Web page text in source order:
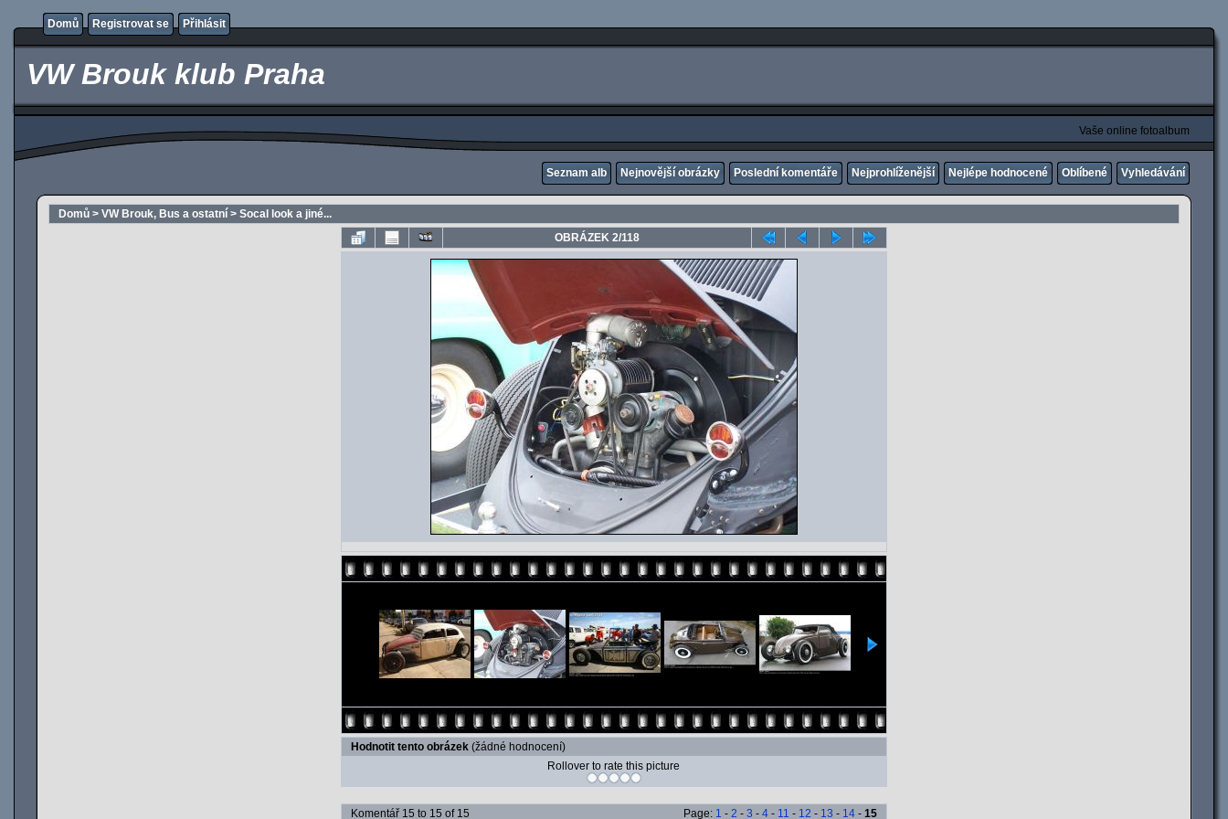
Domů Registrovat se Přihlásit
VW Brouk klub Praha
Vaše online fotoalbum
Seznam alb Nejnovější obrázky Poslední komentáře Nejprohlíženější Nejlépe hodnocené Oblíbené Vyhledávání
Domů > VW Brouk, Bus a ostatní > Socal look a jiné...
OBRÁZEK 2/118
Hodnotit tento obrázek (žádné hodnocení)
Rollover to rate this picture
Komentář 15 to 15 of 15 Page: 1 - 2 - 3 - 4 - 11 - 12 - 13 - 14 - 15